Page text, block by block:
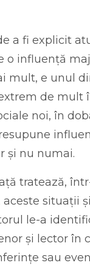
a fi explicit
o influență
mult, e unul
de mult
noi, în
și nu numai.
tratează,
situații
le-a
și lector în
sau